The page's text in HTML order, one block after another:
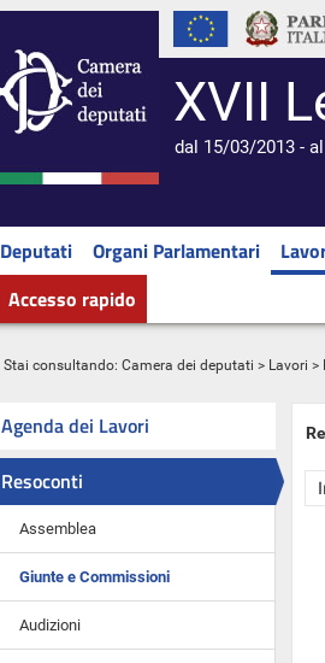
XVII
dal 15/03/2013 -
Deputati Organi Parlamentari
Accesso rapido
Stai consultando: Camera dei deputati > Lavori >
Agenda dei Lavori
Resoconti
Assemblea
Giunte e Commissioni
Audizioni